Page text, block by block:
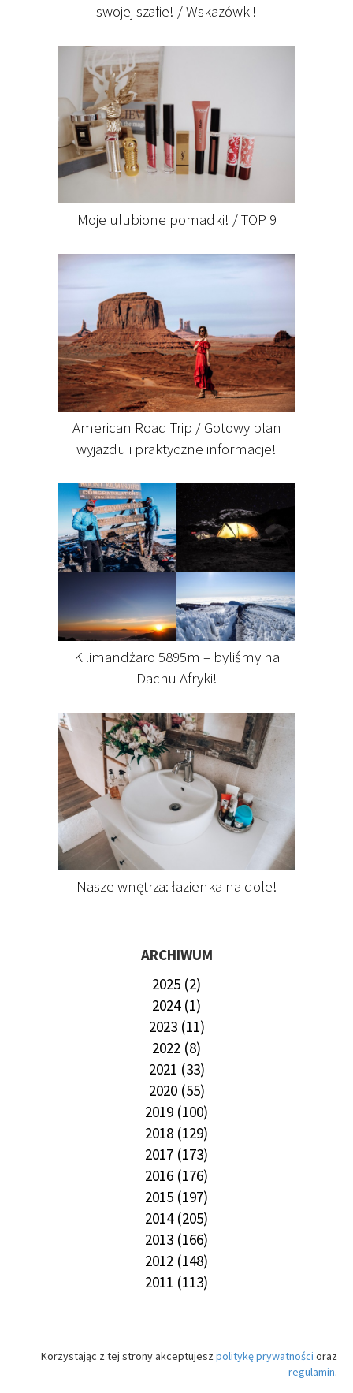
swojej szafie! / Wskazówki!
Moje ulubione pomadki! / TOP 9
American Road Trip / Gotowy plan
wyjazdu i praktyczne informacje!
Kilimandżaro 5895m – byliśmy na
Dachu Afryki!
Nasze wnętrza: łazienka na dole!
ARCHIWUM
2025 (2)
2024 (1)
2023 (11)
2022 (8)
2021 (33)
2020 (55)
2019 (100)
2018 (129)
2017 (173)
2016 (176)
2015 (197)
2014 (205)
2013 (166)
2012 (148)
2011 (113)
Korzystając z tej strony akceptujeszpolitykę prywatności oraz
regulamin.